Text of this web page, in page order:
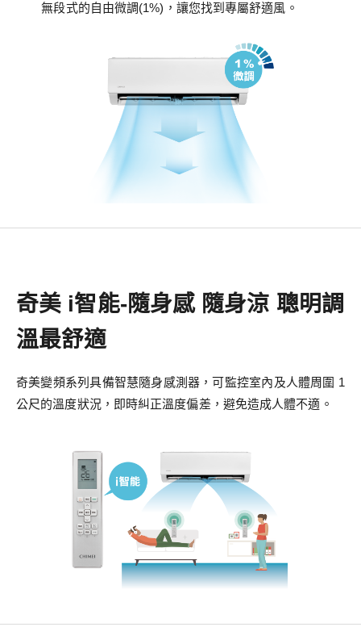
無段式的自由微調(1%)，讓您找到專屬舒適風。
奇美 i智能-隨身感 隨身涼 聰明調
溫最舒適
奇美變頻系列具備智慧隨身感測器，可監控室內及人體周圍 1
公尺的溫度狀況，即時糾正溫度偏差，避免造成人體不適。